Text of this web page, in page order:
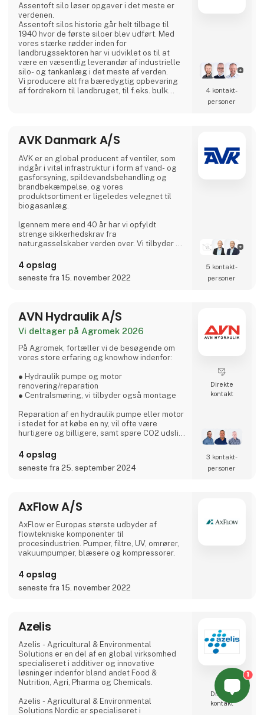
Assentoft silo løser opgaver i det meste er
verdenen.
Assentoft silos historie går helt tilbage til
1940 hvor de første siloer blev udført. Med
vores stærke rødder inden for
landbrugssektoren har vi udviklet os til at
være en væsentlig leverandør af industrielle
silo- og tankanlæg i det meste af verden.
Vi producere alt fra bæredygtig opbevaring
af fordrekorn til landbruget, til f.eks. bulk
10.000 m3.
Kompetencerne hos Assentoft silo spænder
bredt og er først og
4 kontakt­
personer
AVK Danmark A/S
AVK er en global producent af ventiler, som
indgår i vital infrastruktur i form af vand- og
gasforsyning, spildevandsbehandling og
brandbekæmpelse, og vores
produktsortiment er ligeledes velegnet til
biogasanlæg.
Igennem mere end 40 år har vi opfyldt
strenge sikkerhedskrav fra
naturgasselskaber verden over. Vi tilbyder et
vores gasventiler er kvalitetssikret af
ledende, internationale testinstitutter.
Derudover har vi leveret produkter til utallige
resulterer i omkostningseffektive løsninger
for vores samarbejdspart
4 opslag
seneste fra 15. november 2022
5 kontakt­
personer
AVN Hydraulik A/S
Vi deltager på Agromek 2026
På Agromek, fortæller vi de besøgende om
vores store erfaring og knowhow indenfor:
● Hydraulik pumpe og motor
renovering/reparation
● Centralsmøring, vi tilbyder også montage
Reparation af en hydraulik pumpe eller motor
i stedet for at købe en ny, vil ofte være
hurtigere og billigere, samt spare CO2 udslip.
Centralsmøring sikrer dig at din maskine
bliver smurt med rette mængde, på rette sted
og i rette tid. Dette sikre drift og levetid af dit
AVN Hydraulik A/S
know how
Masytec A/S
+45 43 45 88 66 | info@masytec.dk | Rette
4 opslag
seneste fra 25. september 2024
Direkte
kontakt
3 kontakt­
personer
AxFlow A/S
AxFlow er Europas største udbyder af
flowtekniske komponenter til
procesindustrien. Pumper, filtre, UV, omrører,
vakuumpumper, blæsere og kompressorer.
4 opslag
seneste fra 15. november 2022
Azelis
Azelis - Agricultural & Environmental
Solutions er en del af en global virksomhed
specialiseret i additiver og innovative
løsninger indenfor bland andet Food &
Nutrition, Agri, Pharma og Chemicals.
Azelis - Agricultural & Environmental
Solutions Nordic er specialiseret i
Direkte
kontakt
1